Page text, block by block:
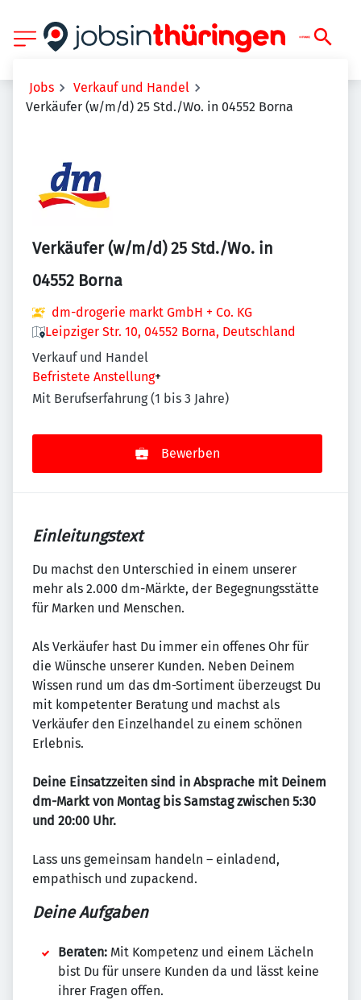
Jobs
Verkauf und Handel
Verkäufer (w/m/d) 25 Std./Wo. in 04552 Borna
Verkäufer (w/m/d) 25 Std./Wo. in
04552 Borna
dm-drogerie markt GmbH + Co. KG
Leipziger Str. 10, 04552 Borna, Deutschland
Verkauf und Handel
Befristete Anstellung+
Mit Berufserfahrung (1 bis 3 Jahre)
Bewerben
Einleitungstext
Du machst den Unterschied in einem unserer
mehr als 2.000 dm-Märkte, der Begegnungsstätte
für Marken und Menschen.
Als Verkäufer hast Du immer ein offenes Ohr für
die Wünsche unserer Kunden. Neben Deinem
Wissen rund um das dm-Sortiment überzeugst Du
mit kompetenter Beratung und machst als
Verkäufer den Einzelhandel zu einem schönen
Erlebnis.
Deine Einsatzzeiten sind in Absprache mit Deinem
dm-Markt von Montag bis Samstag zwischen 5:30
und 20:00 Uhr.
Lass uns gemeinsam handeln – einladend,
empathisch und zupackend.
Deine Aufgaben
Beraten: Mit Kompetenz und einem Lächeln
bist Du für unsere Kunden da und lässt keine
ihrer Fragen offen.